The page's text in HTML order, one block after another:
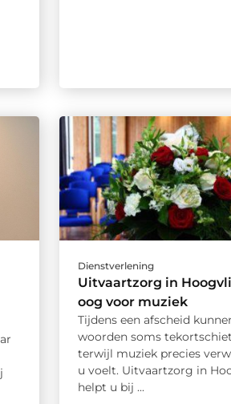
Dienstverlening
Uitvaartzorg in
oog voor muziek
Tijdens een afscheid
woorden soms
terwijl muziek precies
u voelt. Uitvaartzorg in
helpt u bij ...